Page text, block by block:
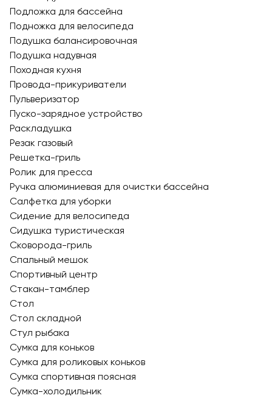
Подложка для бассейна
Подножка для велосипеда
Подушка балансировочная
Подушка надувная
Походная кухня
Провода-прикуриватели
Пульверизатор
Пуско-зарядное устройство
Раскладушка
Резак газовый
Решетка-гриль
Ролик для пресса
Ручка алюминиевая для очистки бассейна
Салфетка для уборки
Сидение для велосипеда
Сидушка туристическая
Сковорода-гриль
Спальный мешок
Спортивный центр
Стакан-тамблер
Стол
Стол складной
Стул рыбака
Сумка для коньков
Сумка для роликовых коньков
Сумка спортивная поясная
Сумка-холодильник